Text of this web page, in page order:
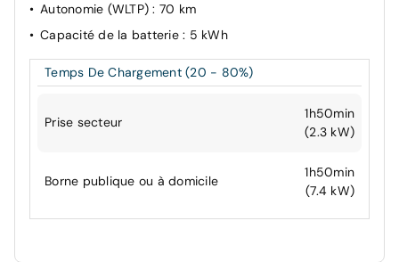
Autonomie (WLTP): 70 km
Capacité de la batterie : 5 kWh
Temps De Chargement (20 - 80%)
Prise secteur
1h50min
(2.3 kW)
Borne publique ou à domicile
1h50min
(7.4 kW)